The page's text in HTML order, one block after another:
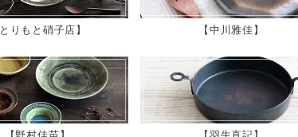
とりもと硝子店 中川雅佳